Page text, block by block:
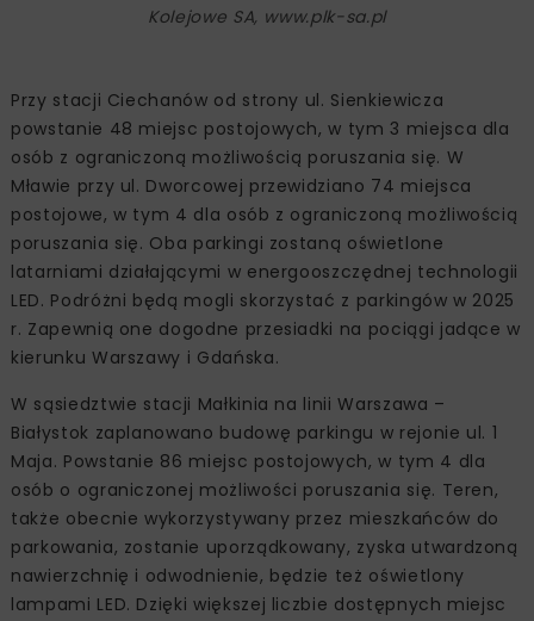
Kolejowe SA, www.plk-sa.pl
Przy stacji Ciechanów od strony ul. Sienkiewicza
powstanie 48 miejsc postojowych, w tym 3 miejsca dla
osób z ograniczoną możliwością poruszania się. W
Mławie przy ul. Dworcowej przewidziano 74 miejsca
postojowe, w tym 4 dla osób z ograniczoną możliwością
poruszania się. Oba parkingi zostaną oświetlone
latarniami działającymi w energooszczędnej technologii
LED. Podróżni będą mogli skorzystać z parkingów w 2025
r. Zapewnią one dogodne przesiadki na pociągi jadące w
kierunku Warszawy i Gdańska.
W sąsiedztwie stacji Małkinia na linii Warszawa –
Białystok zaplanowano budowę parkingu w rejonie ul. 1
Maja. Powstanie 86 miejsc postojowych, w tym 4 dla
osób o ograniczonej możliwości poruszania się. Teren,
także obecnie wykorzystywany przez mieszkańców do
parkowania, zostanie uporządkowany, zyska utwardzoną
nawierzchnię i odwodnienie, będzie też oświetlony
lampami LED. Dzięki większej liczbie dostępnych miejsc